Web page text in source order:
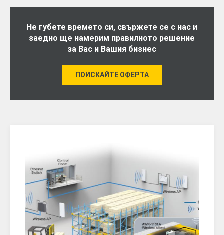
Не губете времето си, свържете се с нас и
заедно ще намерим правилното решение
за Вас и Вашия бизнес
ПОИСКАЙТЕ ОФЕРТА